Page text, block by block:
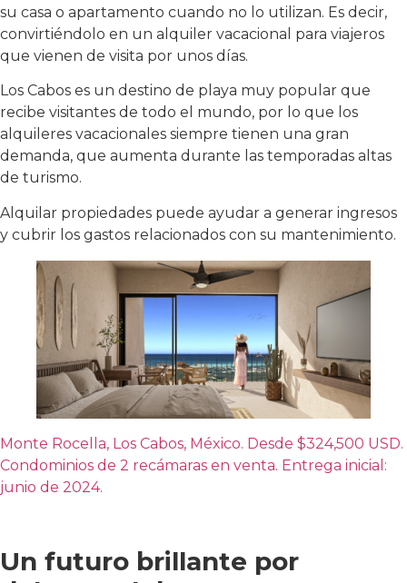
su casa o apartamento cuando no lo utilizan. Es decir,
convirtiéndolo en un alquiler vacacional para viajeros
que vienen de visita por unos días.
Los Cabos es un destino de playa muy popular que
recibe visitantes de todo el mundo, por lo que los
alquileres vacacionales siempre tienen una gran
demanda, que aumenta durante las temporadas altas
de turismo.
Alquilar propiedades puede ayudar a generar ingresos
y cubrir los gastos relacionados con su mantenimiento.
Monte Rocella, Los Cabos, México. Desde $324,500 USD.
Condominios de 2 recámaras en venta. Entrega inicial:
junio de 2024.
Un futuro brillante por